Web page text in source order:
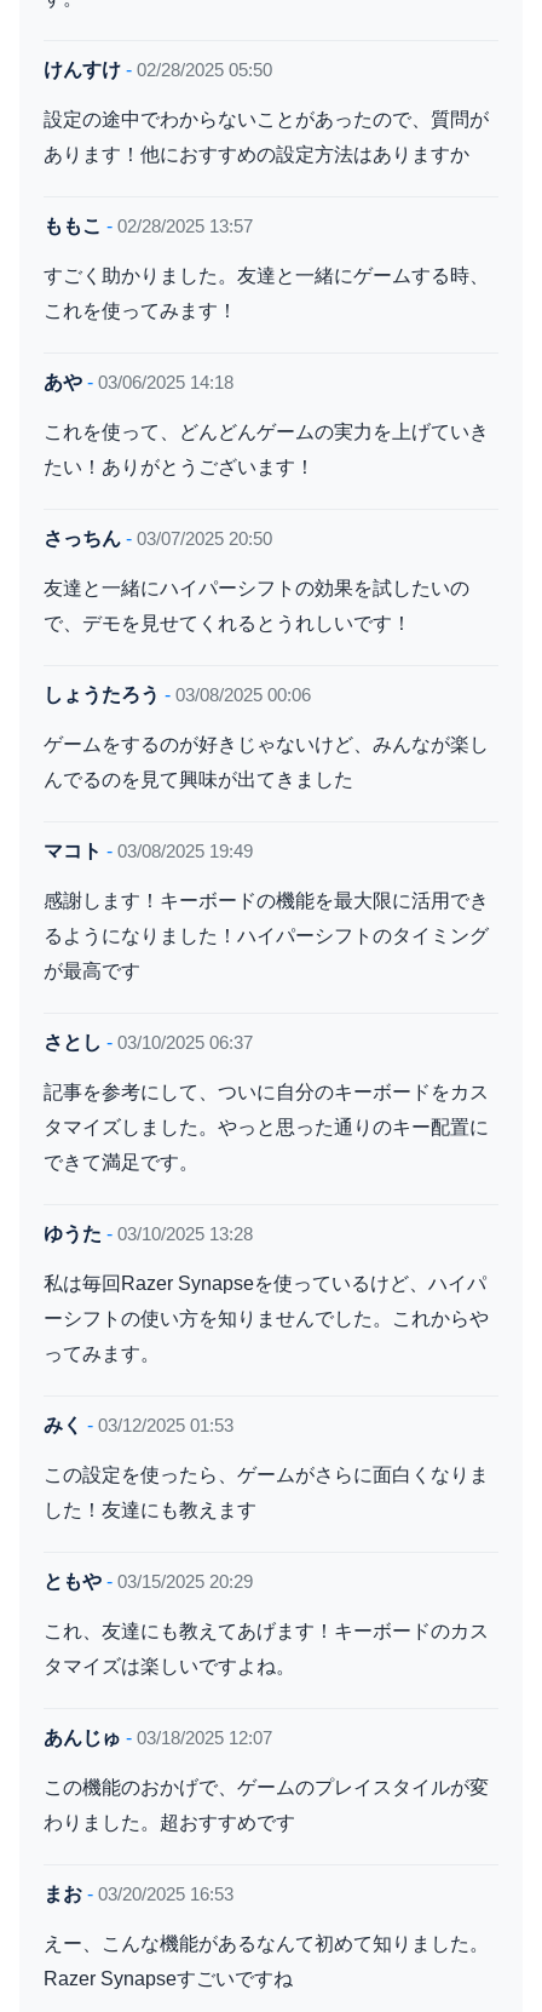
けんすけ - 02/28/2025 05:50
設定の途中でわからないことがあったので、質問が
あります！他におすすめの設定方法はありますか
ももこ - 02/28/2025 13:57
すごく助かりました。友達と一緒にゲームする時、
これを使ってみます！
あや - 03/06/2025 14:18
これを使って、どんどんゲームの実力を上げていき
たい！ありがとうございます！
さっちん - 03/07/2025 20:50
友達と一緒にハイパーシフトの効果を試したいの
で、デモを見せてくれるとうれしいです！
しょうたろう - 03/08/2025 00:06
ゲームをするのが好きじゃないけど、みんなが楽し
んでるのを見て興味が出てきました
マコト - 03/08/2025 19:49
感謝します！キーボードの機能を最大限に活用でき
るようになりました！ハイパーシフトのタイミング
が最高です
さとし - 03/10/2025 06:37
記事を参考にして、ついに自分のキーボードをカス
タマイズしました。やっと思った通りのキー配置に
できて満足です。
ゆうた - 03/10/2025 13:28
私は毎回Razer Synapseを使っているけど、ハイパ
ーシフトの使い方を知りませんでした。これからや
ってみます。
みく - 03/12/2025 01:53
この設定を使ったら、ゲームがさらに面白くなりま
した！友達にも教えます
ともや - 03/15/2025 20:29
これ、友達にも教えてあげます！キーボードのカス
タマイズは楽しいですよね。
あんじゅ - 03/18/2025 12:07
この機能のおかげで、ゲームのプレイスタイルが変
わりました。超おすすめです
まお - 03/20/2025 16:53
えー、こんな機能があるなんて初めて知りました。
Razer Synapseすごいですね